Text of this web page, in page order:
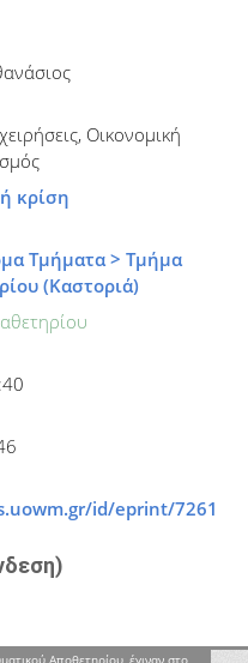
Οικονομική
κρίση
Τμήματα > Τμήμα
(Καστοριά)
id/eprint/7261